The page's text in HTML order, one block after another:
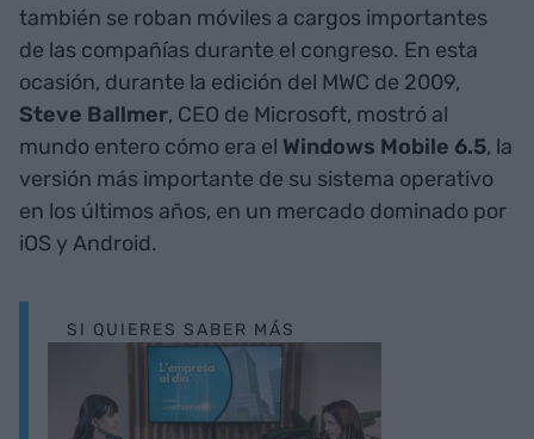
también se roban móviles a cargos importantes
de las compañías durante el congreso. En esta
ocasión, durante la edición del MWC de 2009,
Steve Ballmer, CEO de Microsoft, mostró al
mundo entero cómo era el Windows Mobile 6.5, la
versión más importante de su sistema operativo
en los últimos años, en un mercado dominado por
iOS y Android.
SI QUIERES SABER MÁS